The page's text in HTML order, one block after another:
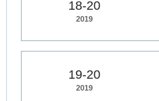
18-20
2019
19-20
2019